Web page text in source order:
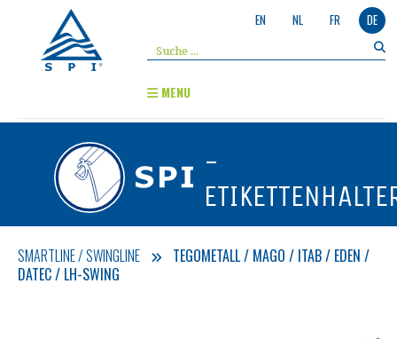
EN NL FR DE
MENU
-
SMARTLINE / SWINGLINE
TEGOMETALL / MAGO / ITAB / EDEN /
DATEC / LH-SWING